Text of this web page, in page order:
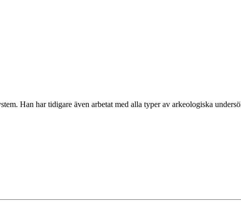
Han har tidigare även arbetat med alla typer av arkeologiska